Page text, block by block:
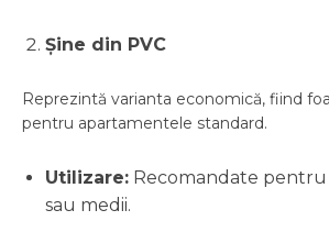
Șine din PVC
Reprezintă varianta economică, fiind
pentru apartamentele standard.
Utilizare: Recomandate
sau medii.